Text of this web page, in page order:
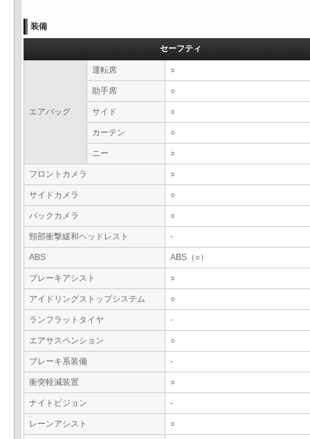
装備
セーフティ
エアバッグ
運転席 ○
助手席 ○
サイド ○
カーテン ○
ニー ○
フロントカメラ ○
サイドカメラ ○
バックカメラ ○
頸部衝撃緩和ヘッドレスト -
ABS ABS（○）
ブレーキアシスト ○
アイドリングストップシステム ○
ランフラットタイヤ -
エアサスペンション ○
ブレーキ系装備 -
衝突軽減装置 ○
ナイトビジョン -
レーンアシスト ○